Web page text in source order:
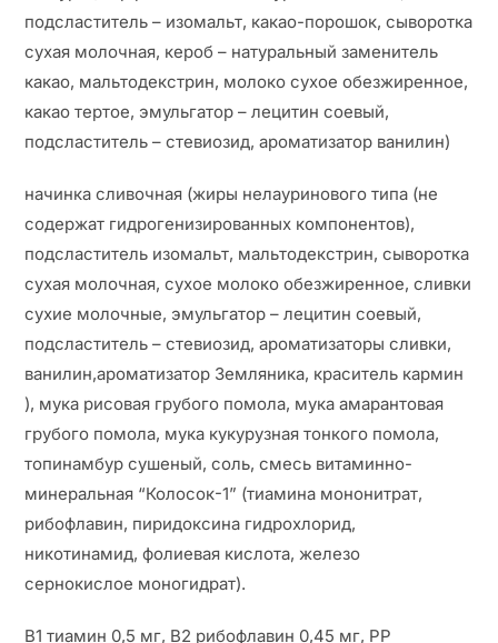
подсластитель – изомальт, какао-порошок, сыворотка
сухая молочная, кероб – натуральный заменитель
какао, мальтодекстрин, молоко сухое обезжиренное,
какао тертое, эмульгатор – лецитин соевый,
подсластитель – стевиозид, ароматизатор ванилин)
начинка сливочная (жиры нелауринового типа (не
содержат гидрогенизированных компонентов),
подсластитель изомальт, мальтодекстрин, сыворотка
сухая молочная, сухое молоко обезжиренное, сливки
сухие молочные, эмульгатор – лецитин соевый,
подсластитель – стевиозид, ароматизаторы сливки,
ванилин,ароматизатор Земляника, краситель кармин
), мука рисовая грубого помола, мука амарантовая
грубого помола, мука кукурузная тонкого помола,
топинамбур сушеный, соль, смесь витаминно-
минеральная “Колосок-1” (тиамина мононитрат,
рибофлавин, пиридоксина гидрохлорид,
никотинамид, фолиевая кислота, железо
сернокислое моногидрат).
В1 тиамин 0,5 мг, В2 рибофлавин 0,45 мг, РР